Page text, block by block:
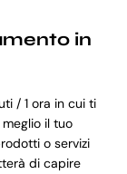
in
/ 1 ora in cui ti
il tuo
o servizi
di capire